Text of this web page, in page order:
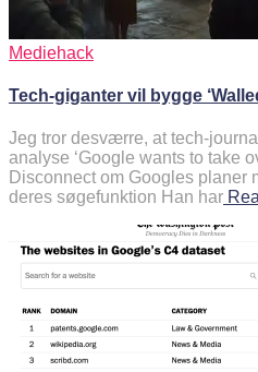
Mediehack
Tech-giganter vil bygge
Jeg tror desværre, at tech-
analyse ‘Google wants to take
Disconnect om Googles planer
deres søgefunktion Han har